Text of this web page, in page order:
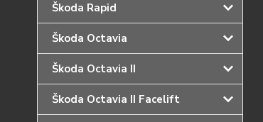
Škoda Rapid
Škoda Octavia
Škoda Octavia II
Škoda Octavia II Facelift